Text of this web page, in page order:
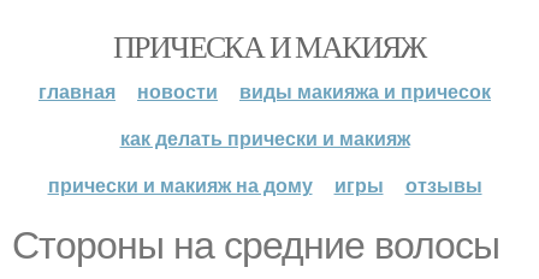
ПРИЧЕСКА И МАКИЯЖ
главная новости
виды макияжа и причесок
как делать прически и макияж
прически и макияж на дому
игры отзывы
Стороны на средние волосы